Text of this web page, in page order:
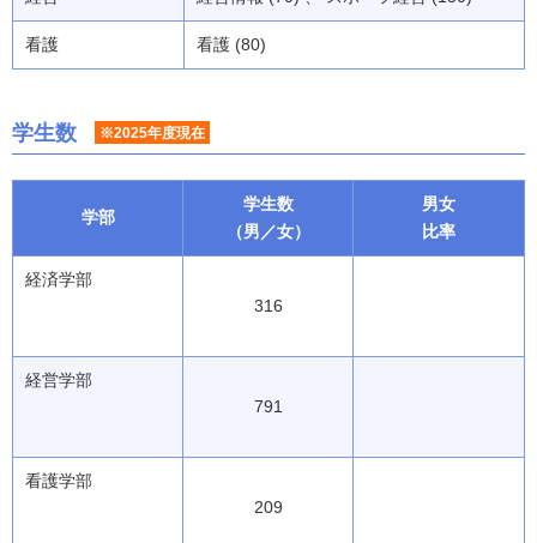
看護 看護 (80)
学生数 ※2025年度現在
学部
学生数
（男／女）
男女
比率
経済学部
316
経営学部
791
看護学部
209